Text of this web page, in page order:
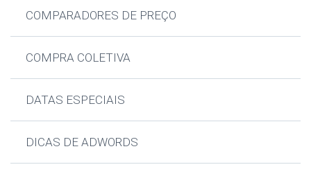
COMPARADORES DE PREÇO
COMPRA COLETIVA
DATAS ESPECIAIS
DICAS DE ADWORDS